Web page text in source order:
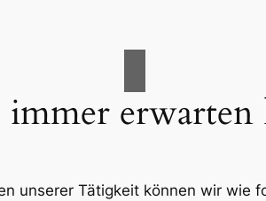
immer
unserer Tätigkeit können wir wie